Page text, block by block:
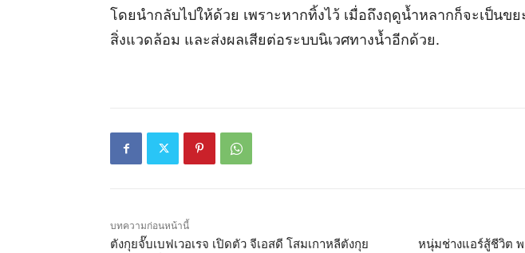
โดยนำกลับไปให้ด้วย เพราะหากทิ้งไว้ เมื่อถึงฤดูน้ำหลากก็จะเป็นข
สิ่งแวดล้อม และส่งผลเสียต่อระบบนิเวศทางน้ำอีกด้วย.
บทความก่อนหน้านี้
ตังกุยจั๊บเบฟเวอเรจ เปิดตัว จีเอสดี โสมเกาหลีตังกุย
หนุ่มช่างแอร์สู้ชีวิต พ